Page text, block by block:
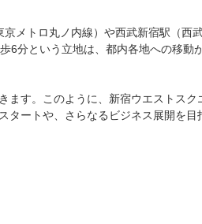
メトロ丸ノ内線）や西武新宿駅（西武
6分という立地は、都内各地への移動
ます。このように、新宿ウエストスク
ートや、さらなるビジネス展開を目